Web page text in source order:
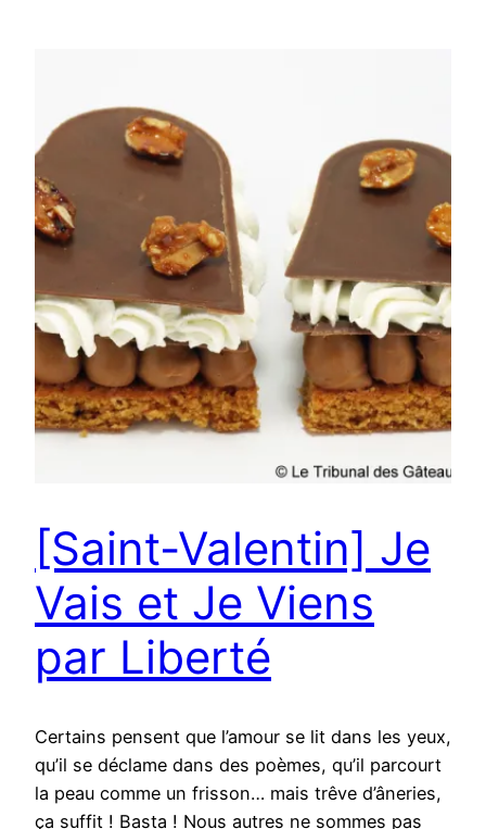
[Saint-Valentin] Je
Vais et Je Viens
par Liberté
Certains pensent que l’amour se lit dans les yeux,
qu’il se déclame dans des poèmes, qu’il parcourt
la peau comme un frisson… mais trêve d’âneries,
ça suffit ! Basta ! Nous autres ne sommes pas